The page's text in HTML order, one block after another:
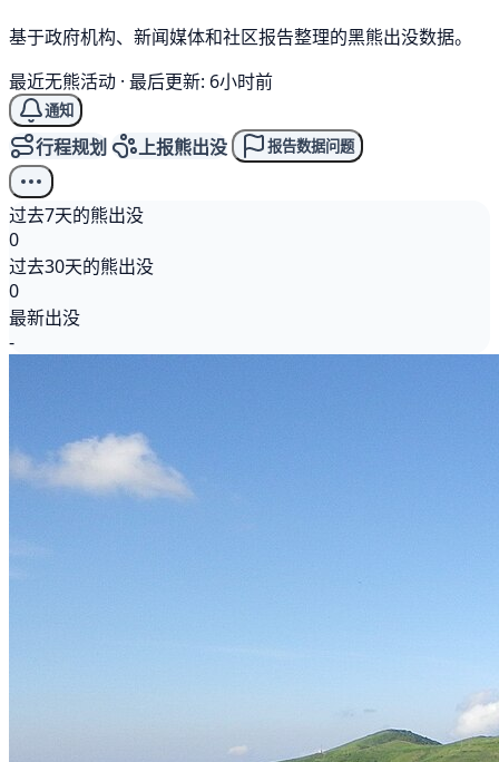
基于政府机构、新闻媒体和社区报告整理的黑熊出没数据。
最近无熊活动 · 最后更新: 6小时前
通知
行程规划 上报熊出没 报告数据问题
过去7天的熊出没
0
过去30天的熊出没
0
最新出没
-